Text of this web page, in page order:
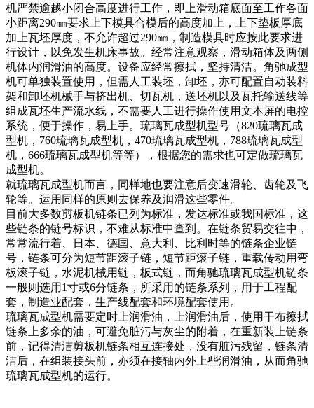
机严禁逾越小闭合高度进行工作，即上滑动箱底面至工作各面
小距离290㎜要求上下模具合模后的高度加上，上下垫板厚底
加上瓦坯厚度，不允许超过290㎜，制造模具时应按此要求进
行设计，以免发生机床事故。经常注意观察，滑动箱体及两侧
机体内润滑油的高度。设备应经常擦拭，坚持清洁。角驰成型
机可单独装置使用，但需人工装坯，卸坯，亦可配置自动装料
架和卸坯机械手与挤出机、切瓦机，送坯机以及瓦托输送线等
组成瓦坯生产流水线，不需要人工进行操作使用文本屏的电控
系统，便于操作，易上手。琉璃瓦成型机型号（820琉璃瓦成
型机，760琉璃瓦成型机，470琉璃瓦成型机，788琉璃瓦成型
机，666琉璃瓦成型机等等），根据您的需求也可定做琉璃瓦
成型机。
就琉璃瓦成型机而言，同样地也要注意后变速滑轮、齿轮及飞
轮等。运用同样的原则去保养及润滑这些零件。
目前大多数剪板机链条已列为标准，发达标准或我国标准，这
些链条的链号标识，不难从标准中查到。在链条贸易交往中，
常常流行着、日本、德国、意大利、比利时等的链条企业链
号，链条可分为短节距滚子链，短节距滚子链，重载传动用弯
板滚子链，水泥机械用链，板式链，而角驰琉璃瓦成型机链条
一般则选用1寸或6分链条，所采用的链条系列，用于工程配
套，制造业配套，生产线配套和环境配套使用。
琉璃瓦成型机需要定时上润滑油，上润滑油后，使用干布擦拭
链条上多余的油，可避免脏污与灰尘的附着，在重新装上链条
前，记得清洁剪板机链条相互连接处，没有脏污残留，链条清
洁后，在组装接头前，亦须在接轴内外上些润滑油，从而角驰
琉璃瓦成型机的运行。